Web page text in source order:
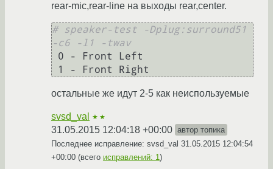
rear-mic,rear-line на выходы rear,center.
# speaker-test -Dplug:surround51
-c6 -l1 -twav
остальные же идут 2-5 как неиспользуемые
svsd_val ★★
31.05.2015 12:04:18 +00:00 автор топика
Последнее исправление: svsd_val 31.05.2015 12:04:54
+00:00 (всего исправлений: 1)